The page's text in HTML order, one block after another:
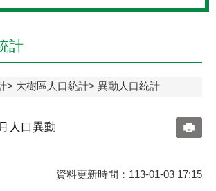
計
大樹區人口統計 異動人口統計
人口異動
資料更新時間：113-01-03 17:15